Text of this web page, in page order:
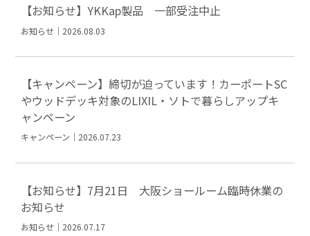
【お知らせ】YKKap製品 一部受注中止
お知らせ｜2026.08.03
【キャンペーン】締切が迫っています！カーポートSC
やウッドデッキ対象のLIXIL・ソトで暮らしアップキ
ャンペーン
キャンペーン｜2026.07.23
【お知らせ】7月21日 大阪ショールーム臨時休業の
お知らせ
お知らせ｜2026.07.17